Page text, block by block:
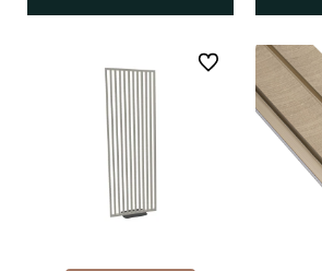
Do ulubionych